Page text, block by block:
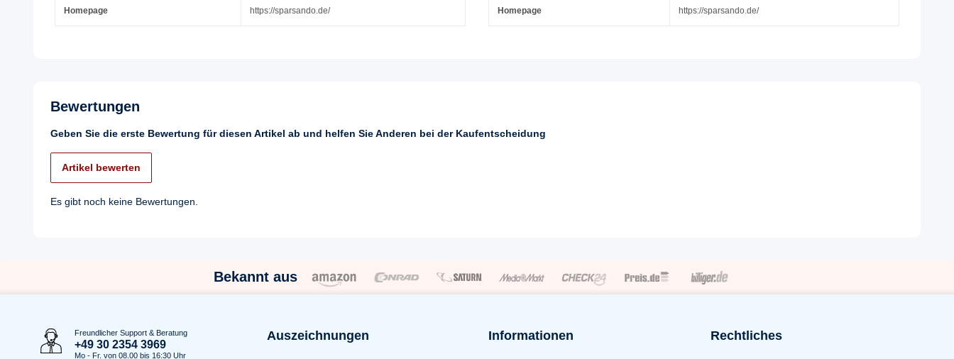
Homepage https://sparsando.de/ Homepage https://sparsando.de/
Bewertungen
Geben Sie die erste Bewertung für diesen Artikel ab und helfen Sie Anderen bei der Kaufentscheidung
Artikel bewerten
Es gibt noch keine Bewertungen.
Bekannt aus
Freundlicher Support & Beratung
+49 30 2354 3969
Mo - Fr. von 08.00 bis 16:30 Uhr
Auszeichnungen Informationen Rechtliches